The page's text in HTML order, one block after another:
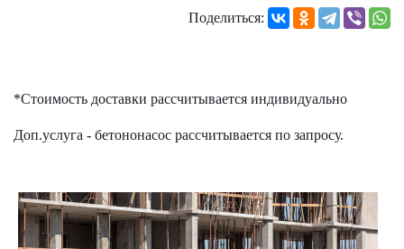
Поделиться:
*Стоимость доставки рассчитывается индивидуально
Доп.услуга - бетононасос рассчитывается по запросу.